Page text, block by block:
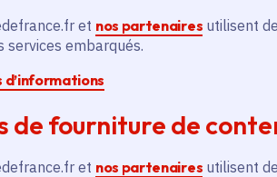
et nos partenaires utilisent
services embarqués.
de fourniture de
et nos partenaires utilisent